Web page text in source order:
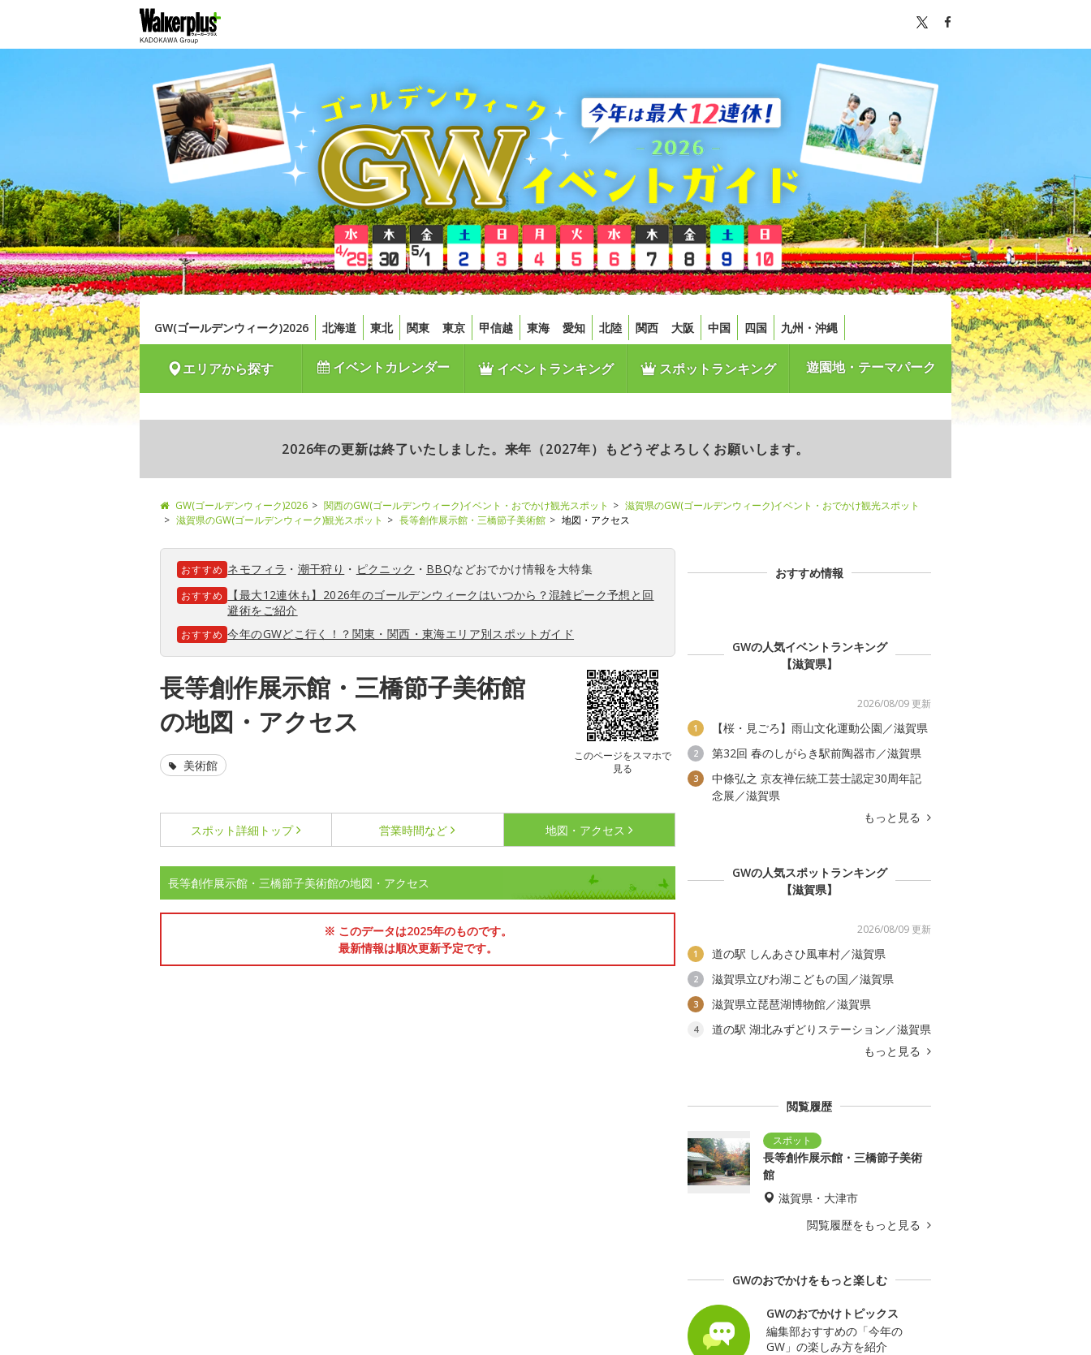
GW(ゴールデンウィーク)2026 北海道 東北 関東 東京 甲信越 東海 愛知 北陸 関西 大阪 中国 四国 九州・沖縄
エリアから探す イベントカレンダー イベントランキング スポットランキング 遊園地・テーマパーク
2026年の更新は終了いたしました。来年（2027年）もどうぞよろしくお願いします。
GW(ゴールデンウィーク)2026 関西のGW(ゴールデンウィーク)イベント・おでかけ観光スポット
滋賀県のGW(ゴールデンウィーク)イベント・おでかけ観光スポット
滋賀県のGW(ゴールデンウィーク)観光スポット
長等創作展示館・三橋節子美術館 地図・アクセス
おすすめ ネモフィラ ・ 潮干狩り ・ ピクニック ・ BBQなどおでかけ情報を大特集
おすすめ
【最大12連休も】2026年のゴールデンウィークはいつから？混雑ピーク予想と回
避術をご紹介
おすすめ 今年のGWどこ行く！？関東・関西・東海エリア別スポットガイド
長等創作展示館・三橋節子美術館
の地図・アクセス
このページをスマホで
見る
美術館
スポット詳細 トップ 営業時間など 地図・アクセス
長等創作展示館・三橋節子美術館の地図・アクセス
※ このデータは2025年のものです。
最新情報は順次更新予定です。
おすすめ情報
GWの人気イベントランキング
【滋賀県】
2026/08/09 更新
1 【桜・見ごろ】雨山文化運動公園／滋賀県
2 第32回 春のしがらき駅前陶器市／滋賀県
3
中條弘之 京友禅伝統工芸士認定30周年記
念展／滋賀県
もっと見る
GWの人気スポットランキング
【滋賀県】
2026/08/09 更新
1 道の駅 しんあさひ風車村／滋賀県
2 滋賀県立びわ湖こどもの国／滋賀県
3 滋賀県立琵琶湖博物館／滋賀県
4
道の駅 湖北みずどりステーション／滋賀県
もっと見る
閲覧履歴
長等創作展示館・三橋節子美術
館
滋賀県・大津市
閲覧履歴をもっと見る
GWのおでかけをもっと楽しむ
GWのおでかけトピックス
編集部おすすめの「今年の
GW」の楽しみ方を紹介